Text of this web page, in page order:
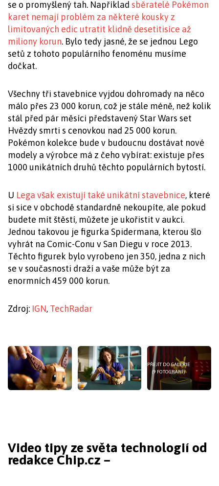
se o promyšlený tah. Například sběratelé Pokémon
karet nemají problém za některé kousky z
limitovaných edic utratit klidně desetitisíce až
miliony korun. Bylo tedy jasné, že se jednou Lego
setů z tohoto populárního fenoménu musíme
dočkat.
Všechny tři stavebnice vyjdou dohromady na něco
málo přes 23 000 korun, což je stále méně, než kolik
stál před pár měsíci představený Star Wars set
Hvězdy smrti s cenovkou nad 25 000 korun.
Pokémon kolekce bude v budoucnu dostávat nové
modely a výrobce má z čeho vybírat: existuje přes
1000 unikátních druhů těchto populárních bytostí.
U Lega však existují také unikátní stavebnice, které
si sice v obchodě standardně nekoupíte, ale pokud
budete mít štěstí, můžete je ukořistit v aukci.
Jednou takovou je figurka Spidermana, kterou šlo
vyhrát na Comic-Conu v San Diegu v roce 2013.
Těchto figurek bylo vyrobeno jen 350, jedna z nich
se v současnosti draží a vaše může být za
enormních 459 000 korun.
Zdroj: IGN, TechRadar
PŘEJÍT DO GALERIE
(9 FOTOGRAFIÍ)
Video tipy ze světa technologií od
redakce Chip.cz –